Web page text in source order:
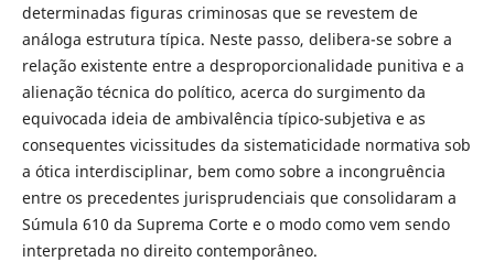
determinadas figuras criminosas que se revestem de
análoga estrutura típica. Neste passo, delibera-se sobre a
relação existente entre a desproporcionalidade punitiva e a
alienação técnica do político, acerca do surgimento da
equivocada ideia de ambivalência típico-subjetiva e as
consequentes vicissitudes da sistematicidade normativa sob
a ótica interdisciplinar, bem como sobre a incongruência
entre os precedentes jurisprudenciais que consolidaram a
Súmula 610 da Suprema Corte e o modo como vem sendo
interpretada no direito contemporâneo.